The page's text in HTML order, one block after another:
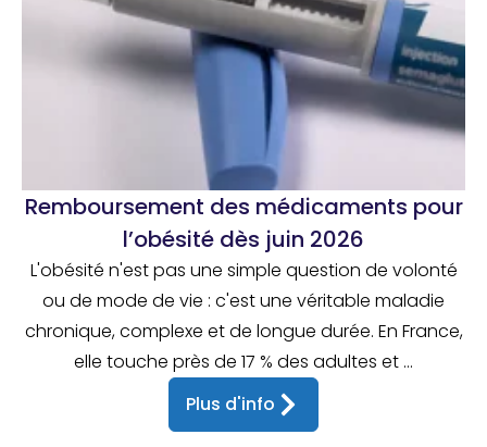
Remboursement des médicaments pour
l’obésité dès juin 2026
L'obésité n'est pas une simple question de volonté
ou de mode de vie : c'est une véritable maladie
chronique, complexe et de longue durée. En France,
elle touche près de 17 % des adultes et ...
Plus d'info